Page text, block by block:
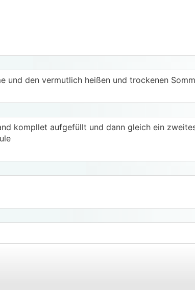
und den vermutlich heißen und trockenen
kompllet aufgefüllt und dann gleich ein